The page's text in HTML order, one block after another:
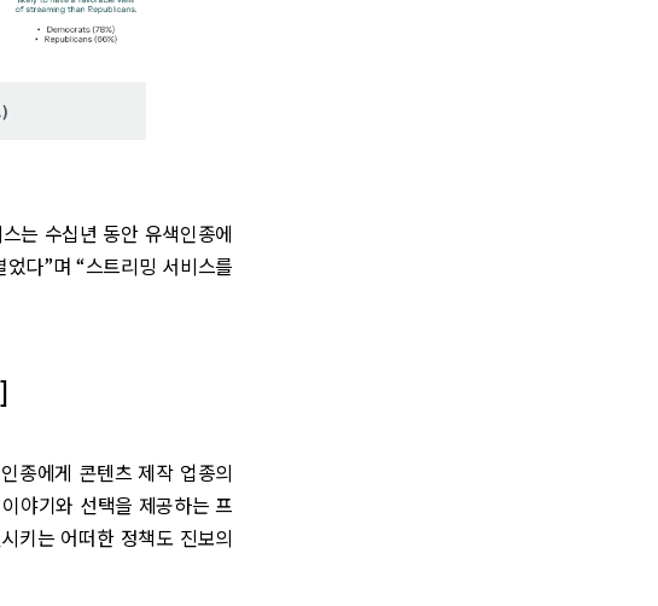
는 수십년 동안 유색인종에
다”며 “스트리밍 서비스를
종에게 콘텐츠 제작 업종의
야기와 선택을 제공하는 프
키는 어떠한 정책도 진보의